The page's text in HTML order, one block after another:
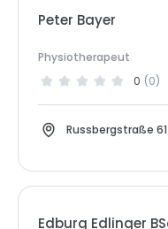
Peter Bayer
Physiotherapeut
0 (0)
Russbergstraße
Edburg Edlinger